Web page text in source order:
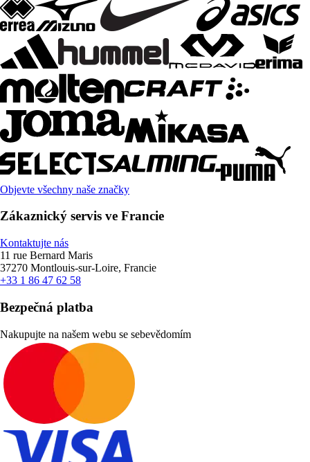
Objevte všechny naše značky
Zákaznický servis ve Francie
Kontaktujte nás
11 rue Bernard Maris
37270 Montlouis-sur-Loire, Francie
+33 1 86 47 62 58
Bezpečná platba
Nakupujte na našem webu se sebevědomím